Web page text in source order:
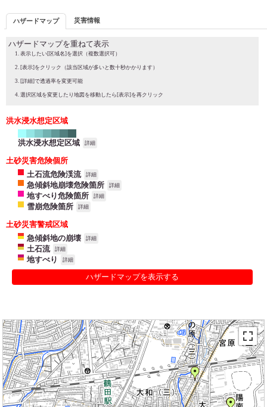
ハザードマップ 災害情報
ハザードマップを重ねて表示
表示したい[区域名]を選択（複数選択可）
[表示]をクリック（該当区域が多いと数十秒かかります）
[詳細]で透過率を変更可能
選択区域を変更したり地図を移動したら[表示]を再クリック
洪水浸水想定区域
洪水浸水想定区域 詳細
土砂災害危険個所
土石流危険渓流
詳細
急傾斜地崩壊危険箇所 詳細
地すべり危険箇所 詳細
雪崩危険箇所 詳細
土砂災害警戒区域
急傾斜地の崩壊
詳細
土石流 詳細
地すべり 詳細
ハザードマップを表示する